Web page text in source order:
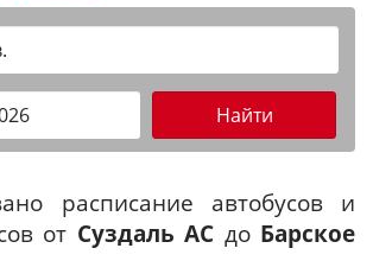
Найти
расписание автобусов и
от Суздаль АС до Барское